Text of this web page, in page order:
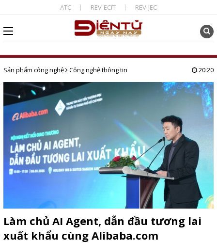
ATC REV-ECIT REV-JEC
Sản phẩm công nghệ Công nghệ thông tin 20:20
Làm chủ AI Agent, dẫn đầu tương lai
xuất khẩu cùng Alibaba.com